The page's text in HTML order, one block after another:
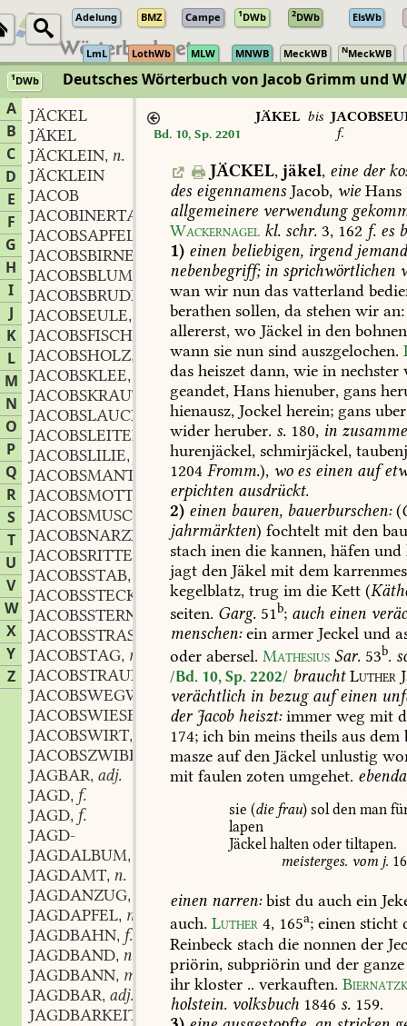
Adelung BMZ Campe 1DWb 2DWb ElsWb
LmL LothWb MLW MNWB MeckWB NMeckWB
1DWb Deutsches Wörterbuch von Jacob Grimm und
A
B
C
D
E
F
G
H
I
J
K
L
M
N
O
P
Q
R
S
T
U
V
W
X
Y
Z
JÄCKEL
JÄKEL
JÄCKLEIN, n.
JÄCKLEIN
JACOB
JACOBINERTAUBE
,f.
JACOBSAPFEL
JACOBSBIRNE
JACOBSBLUME
JACOBSBRUDER
m.
JACOBSEULE,
JACOBSFISCH
JACOBSHOLZ,
JACOBSKLEE,
JACOBSKRAUT
JACOBSLAUCH
JACOBSLEITER
JACOBSLILIE,
JACOBSMANTEL
m.
JACOBSMOTTE
JACOBSMUSCHEL
JACOBSNARZISSE
,f.
JACOBSRITTER
JACOBSSTAB,
JACOBSSTECKEN
m.
JACOBSSTERN
JACOBSSTRASZE
JACOBSTAG, m.
JACOBSTRAUBE
JACOBSWEGWEISER,m.
JACOBSWIESE
JACOBSWIRT,
JACOBSZWIBEL
JAGBAR, adj.
JAGD, f.
JAGD, f.
JAGD-
JAGDALBUM,
JAGDAMT, n.
JAGDANZUG,
JAGDAPFEL, m.
JAGDBAHN, f.
JAGDBAND, n.
JAGDBANN, m.
JAGDBAR, adj.
JAGDBARKEIT
Bd. 10, Sp. 2201
JÄKELbis
f.
JÄCKEL, jäkel, eineder
des eigennamens Jacob, wie Hans
allgemeinere verwendung
Wackernagel kl. schr. 3, 162 f. es
1) einen beliebigen, irgend
nebenbegriff;in sprichwörtlichen
wan wir nun das vatterland
berathen sollen, da stehen wir an:
allererst, wo Jäckel in den bohnen
wann sie nun sind auszgelochen.
das heiszet dann, wie in nechster
geandet, Hans hienuber, gans
hienausz, Jockel herein; gans
wider heruber. s. 180, in
hurenjäckel, schmirjäckel,
1204 Fromm.), woes einen auf
erpichten ausdrückt.
2) einen bauren, bauerburschen:(
jahrmärkten) fochtelt mit den
stach inen die kannen, häfen und
jagt den Jäkel mit dem
kegelblatz, trug im die Kett (
seiten. Garg. 51b; auch einen
menschen:ein armer Jeckel und
oder abersel. Mathesius Sar. 53b.
/Bd. 10, Sp. 2202/ braucht Luther
verächtlich in bezugaufeinen
derJacobheiszt:immer weg mit
174; ich bin meins theils aus dem
masze aufden Jäckel unlustig
mit faulen zoten umgehet.
sie (diefrau) solden man
lapen
Jäckelhalten oder tiltapen.
meisterges. vomj.
einen narren:bist du auch ein
auch. Luther 4, 165a; einen sticht
Reinbeck stach die nonnen der
priörin, subpriörin und der ganze
ihr kloster .. verkauften.
holstein. volksbuch 1846 s. 159.